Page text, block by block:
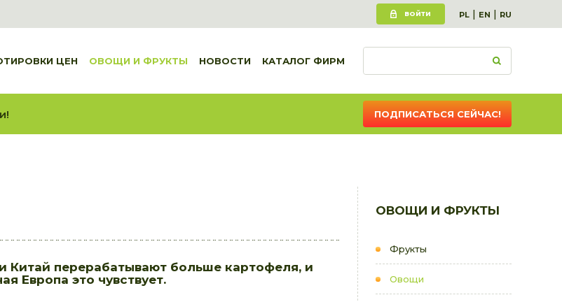
ВОЙТИ PL | EN | RU
ЦЕН ОВОЩИ И ФРУКТЫ НОВОСТИ КАТАЛОГ ФИРМ
ПОДПИСАТЬСЯ СЕЙЧАС!
ОВОЩИ И ФРУКТЫ
Фрукты
Овощи
Китай перерабатывают больше картофеля, и
Европа это чувствует.